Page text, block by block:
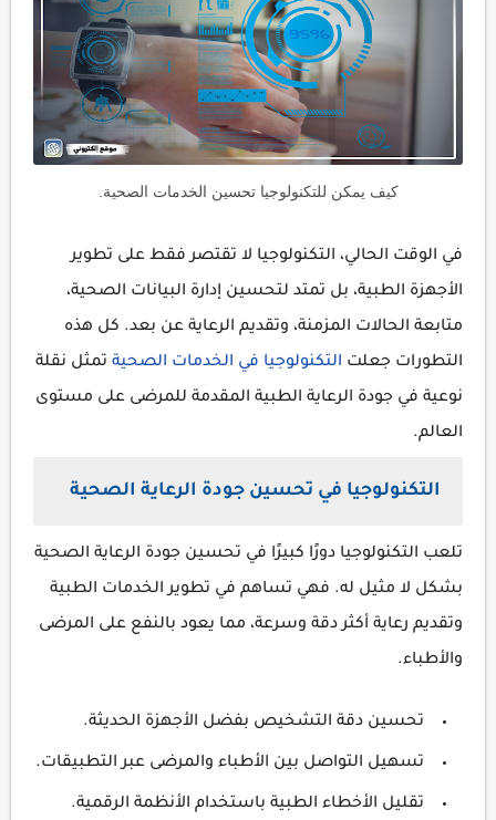
كيف يمكن للتكنولوجيا تحسين الخدمات الصحية.
في الوقت الحالي، التكنولوجيا لا تقتصر فقط على تطوير
الأجهزة الطبية، بل تمتد لتحسين إدارة البيانات الصحية،
متابعة الحالات المزمنة، وتقديم الرعاية عن بعد. كل هذه
التطورات جعلت التكنولوجيا في الخدمات الصحيةتمثل نقلة
نوعية في جودة الرعاية الطبية المقدمة للمرضى على مستوى
العالم.
التكنولوجيا في تحسين جودة الرعاية الصحية
تلعب التكنولوجيا دورًا كبيرًا في تحسين جودة الرعاية الصحية
بشكل لا مثيل له. فهي تساهم في تطوير الخدمات الطبية
وتقديم رعاية أكثر دقة وسرعة، مما يعود بالنفع على المرضى
والأطباء.
تحسين دقة التشخيص بفضل الأجهزة الحديثة.
تسهيل التواصل بين الأطباء والمرضى عبر التطبيقات.
تقليل الأخطاء الطبية باستخدام الأنظمة الرقمية.